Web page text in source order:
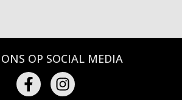
OP SOCIAL MEDIA